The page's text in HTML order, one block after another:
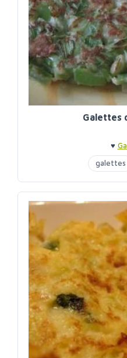
Galettes
♥
galettes